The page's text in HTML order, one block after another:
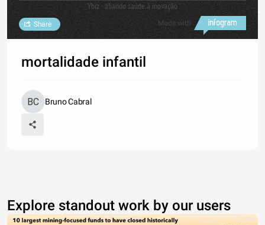
Ybiz - aliando saúde à inovação
Made with
Share
mortalidade infantil
Bruno Cabral
Explore standout work by our users